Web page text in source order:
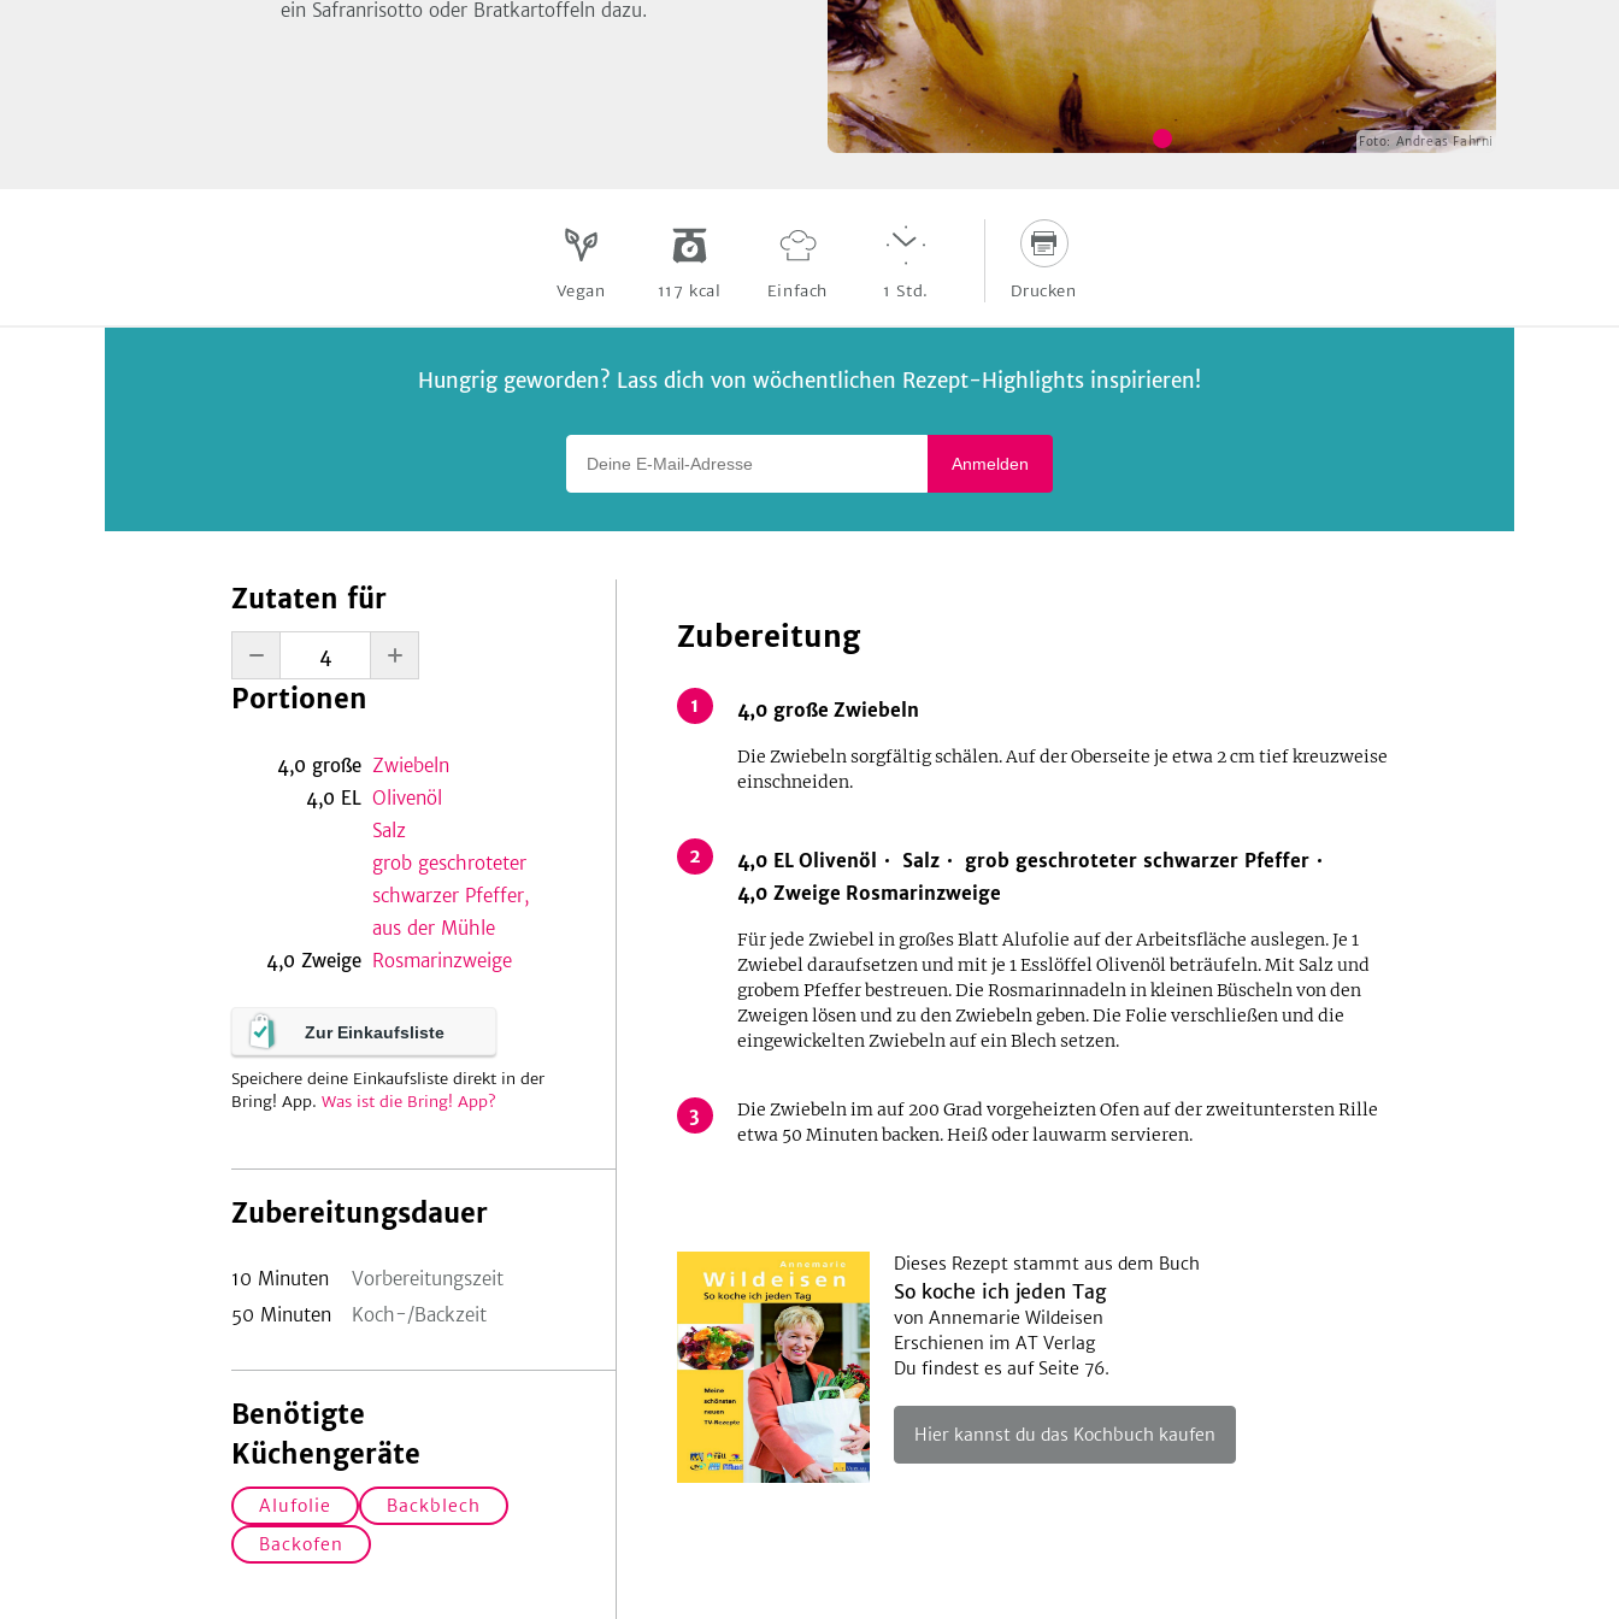
Foto: Andreas Fahrni
ein Safranrisotto oder Bratkartoffeln dazu.
Vegan 117 kcal Einfach 1 Std. Drucken
Hungrig geworden? Lass dich von wöchentlichen Rezept-Highlights inspirieren!
Anmelden
Zutaten für
Portionen
4,0 große Zwiebeln
4,0 EL Olivenöl
Salz
grob geschroteter
schwarzer Pfeffer,
aus der Mühle
4,0 Zweige Rosmarinzweige
Zur Einkaufsliste
Speichere deine Einkaufsliste direkt in der
Bring! App. Was ist die Bring! App?
Zubereitungsdauer
10 Minuten
Vorbereitungszeit
50 Minuten Koch-/Backzeit
Benötigte
Küchengeräte
Alufolie
Backblech
Backofen
Zubereitung
1 4,0 große Zwiebeln
Die Zwiebeln sorgfältig schälen. Auf der Oberseite je etwa 2 cm tief kreuzweise
einschneiden.
2 4,0 EL Olivenöl Salz
grob geschroteter schwarzer Pfeffer
4,0 Zweige Rosmarinzweige
Für jede Zwiebel in großes Blatt Alufolie auf der Arbeitsfläche auslegen. Je 1
Zwiebel daraufsetzen und mit je 1 Esslöffel Olivenöl beträufeln. Mit Salz und
grobem Pfeffer bestreuen. Die Rosmarinnadeln in kleinen Büscheln von den
Zweigen lösen und zu den Zwiebeln geben. Die Folie verschließen und die
eingewickelten Zwiebeln auf ein Blech setzen.
3
Die Zwiebeln im auf 200 Grad vorgeheizten Ofen auf der zweituntersten Rille
etwa 50 Minuten backen. Heiß oder lauwarm servieren.
Dieses Rezept stammt aus dem Buch
So koche ich jeden Tag
von Annemarie Wildeisen
Erschienen im AT Verlag
Du findest es auf Seite 76.
Hier kannst du das Kochbuch kaufen